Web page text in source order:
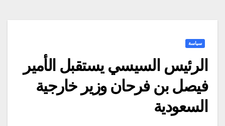
سياسة
الرئيس السيسي يستقبل الأمير
فيصل بن فرحان وزير خارجية
السعودية